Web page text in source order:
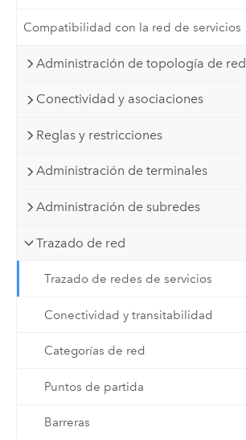
Compatibilidad con la red de servicios
Administración de topología de red
Conectividad y asociaciones
Reglas y restricciones
Administración de terminales
Administración de subredes
Trazado de red
Trazado de redes de servicios
Conectividad y transitabilidad
Categorías de red
Puntos de partida
Barreras